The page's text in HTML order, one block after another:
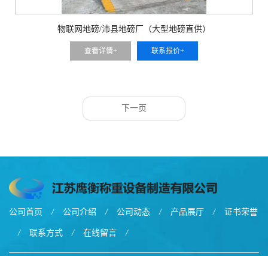
物联网地磅/沛县地磅厂（大型地磅直供）
查看详情+ 联系报价+
下一页
公司首页 / 公司介绍 / 公司动态 / 产品展厅 / 证书荣誉
/ 联系方式 / 在线留言 /